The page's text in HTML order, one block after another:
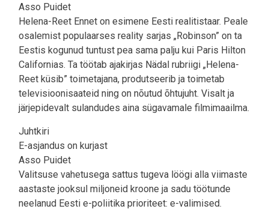
Asso Puidet
Helena-Reet Ennet on esimene Eesti realitistaar. Peale
osalemist populaarses reality sarjas „Robinson” on ta
Eestis kogunud tuntust pea sama palju kui Paris Hilton
Californias. Ta töötab ajakirjas Nädal rubriigi „Helena-
Reet küsib” toimetajana, produtseerib ja toimetab
televisioonisaateid ning on nõutud õhtujuht. Visalt ja
järjepidevalt sulandudes aina sügavamale filmimaailma.
Juhtkiri
E-asjandus on kurjast
Asso Puidet
Valitsuse vahetusega sattus tugeva löögi alla viimaste
aastaste jooksul miljoneid kroone ja sadu töötunde
neelanud Eesti e-poliitika prioriteet: e-valimised.